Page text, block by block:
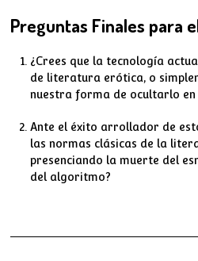
Preguntas Finales para
¿Crees que la tecnología
de literatura erótica, o
nuestra forma de ocultarlo en
Ante el éxito arrollador de
las normas clásicas de la
presenciando la muerte del
del algoritmo?